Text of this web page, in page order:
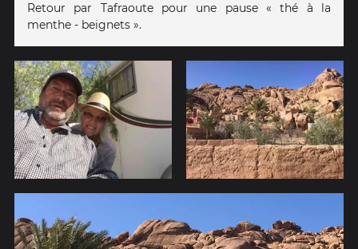
Retour par Tafraoute pour une pause « thé à la
menthe - beignets ».